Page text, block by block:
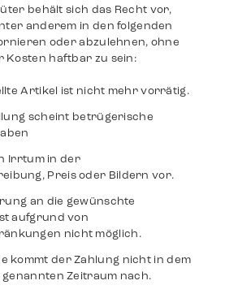
behält sich das Recht vor,
anderem in den folgenden
oder abzulehnen, ohne
Kosten haftbar zu sein:
Artikel ist nicht mehr vorrätig.
scheint betrügerische
Irrtum in der
Preis oder Bildern vor.
an die gewünschte
aufgrund von
nicht möglich.
kommt der Zahlung nicht in dem
Zeitraum nach.